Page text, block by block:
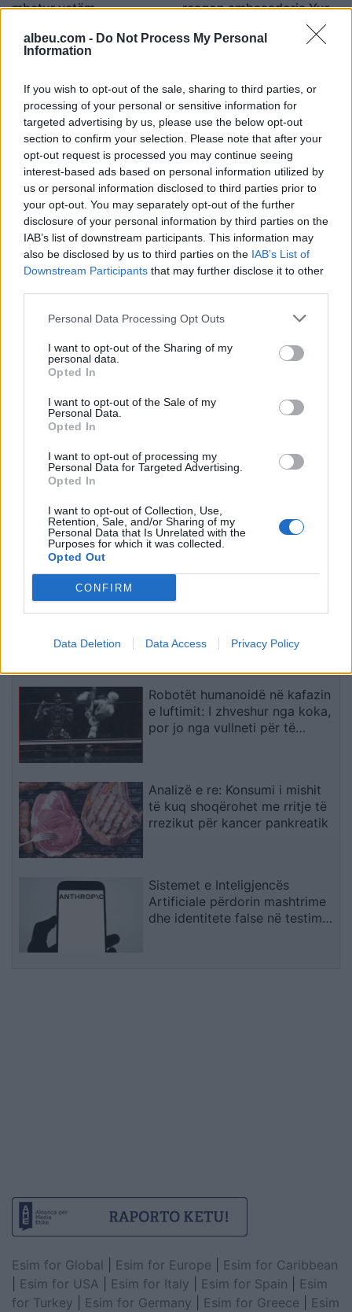
albeu.com - Do Not Process My Personal
Information
If you wish to opt-out of the sale, sharing to third parties, or
processing of your personal or sensitive information for
targeted advertising by us, please use the below opt-out
section to confirm your selection. Please note that after your
opt-out request is processed you may continue seeing
interest-based ads based on personal information utilized by
us or personal information disclosed to third parties prior to
your opt-out. You may separately opt-out of the further
disclosure of your personal information by third parties on the
IAB’s list of downstream participants. This information may
also be disclosed by us to third parties on the IAB’s List of
Downstream Participants that may further disclose it to other
Personal Data Processing Opt Outs
I want to opt-out of the Sharing of my
personal data.
Opted In
I want to opt-out of the Sale of my
Personal Data.
Opted In
I want to opt-out of processing my
Personal Data for Targeted Advertising.
Opted In
I want to opt-out of Collection, Use,
Retention, Sale, and/or Sharing of my
Personal Data that Is Unrelated with the
Purposes for which it was collected.
Opted Out
CONFIRM
Data Deletion Data Access Privacy Policy
mbetur vetëm
reagon ambasadorja Yuri
SHBA fut të tjerë persona
“në listën e zezë” në
Shqipëri dhe Ballkan
16:45 / 11/04/2022
LSDM kërkon përgjegjësi nga
Toshkovski për helmimin në
Gostivar dhe Maqedoni
Testi i sigurisë del jashtë
Face
Një defekt në AWS shkaktoi
ndërprerje të përkohshme në
dhjetëra platforma online
Testimi i Microsoft Surface
Laptop 8: Fuqi më e madhe,
haptik
Robotët humanoidë në kafazin
e luftimit: I zhveshur nga koka,
por jo nga vullneti për të
Analizë e re: Konsumi i mishit
të kuq shoqërohet me rritje të
rrezikut për kancer pankreatik
Sistemet e Inteligjencës
Artificiale përdorin mashtrime
dhe identitete false në testime
Esim for Global Esim for Europe
Esim for Caribbean
Esim for USA Esim for Italy Esim for Spain
Esim
for Turkey
Esim for Germany Esim for Greece
Esim